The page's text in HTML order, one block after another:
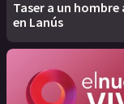
Taser a un
en Lanús